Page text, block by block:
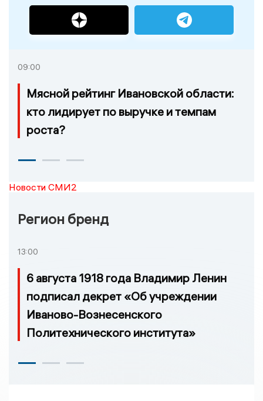
09:00
Мясной рейтинг Ивановской области:
кто лидирует по выручке и темпам
роста?
Новости СМИ2
Регион бренд
13:00
6 августа 1918 года Владимир Ленин
подписал декрет «Об учреждении
Иваново-Вознесенского
Политехнического института»